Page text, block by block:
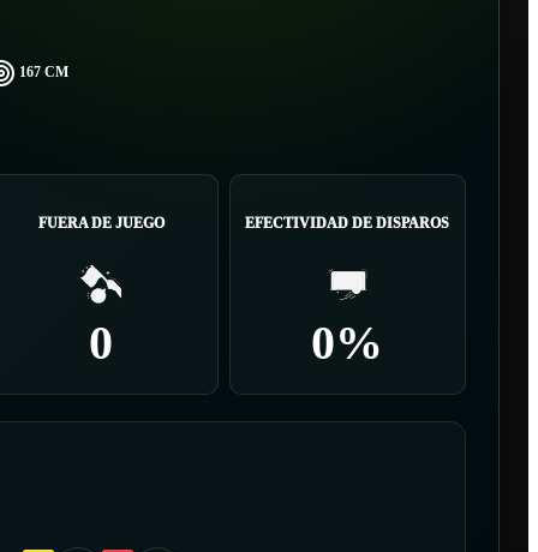
167 CM
FUERA DE JUEGO
0
EFECTIVIDAD DE DISPAROS
0%